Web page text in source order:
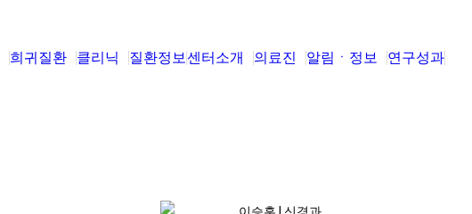
희귀질환 클리닉 질환정보센터소개 의료진 알림ㆍ정보 연구성과